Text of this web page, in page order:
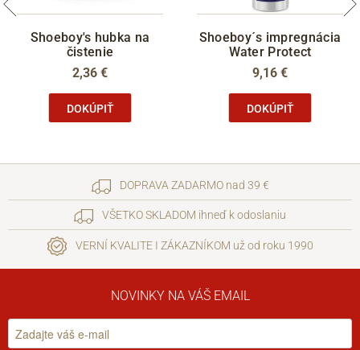
Shoeboy's hubka na
čistenie
2,36 €
DOKÚPIŤ
Shoeboy´s impregnácia
Water Protect
9,16 €
DOKÚPIŤ
DOPRAVA ZADARMO nad 39 €
VŠETKO SKLADOM ihneď k odoslaniu
VERNÍ KVALITE I ZÁKAZNÍKOM už od roku 1990
NOVINKY NA VÁŠ EMAIL